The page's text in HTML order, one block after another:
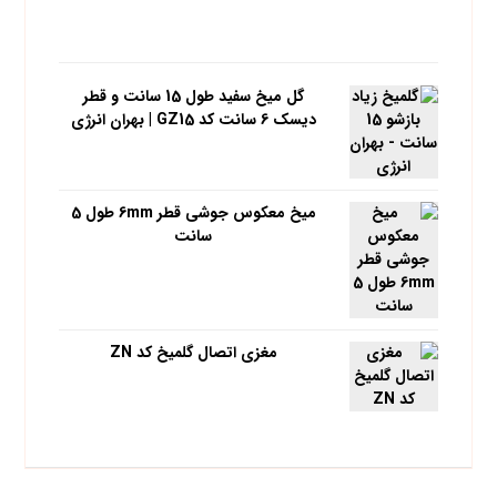
گل میخ سفید طول 15 سانت و قطر
دیسک 6 سانت کد GZ15 | بهران انرژی
میخ معکوس جوشی قطر 6mm طول 5
سانت
مغزی اتصال گلمیخ کد ZN